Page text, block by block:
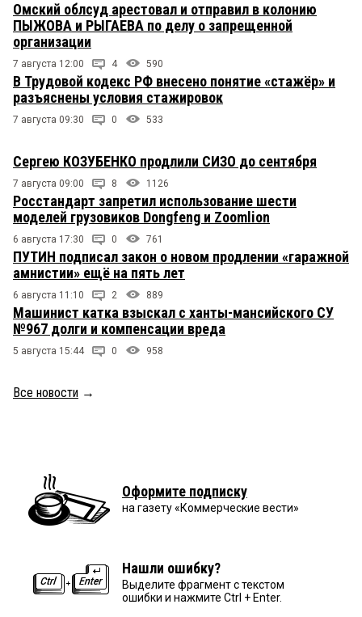
Омский облсуд арестовал и отправил в колонию
ПЫЖОВА и РЫГАЕВА по делу о запрещенной
организации
7 августа 12:00 4 590
В Трудовой кодекс РФ внесено понятие «стажёр» и
разъяснены условия стажировок
7 августа 09:30 0 533
Сергею КОЗУБЕНКО продлили СИЗО до сентября
7 августа 09:00 8 1126
Росстандарт запретил использование шести
моделей грузовиков Dongfeng и Zoomlion
6 августа 17:30 0 761
ПУТИН подписал закон о новом продлении «гаражной
амнистии» ещё на пять лет
6 августа 11:10 2 889
Машинист катка взыскал с ханты-мансийского СУ
№967 долги и компенсации вреда
5 августа 15:44 0 958
Все новости →
Оформите подписку
на газету «Коммерческие вести»
Нашли ошибку?
Выделите фрагмент с текстом
ошибки и нажмите Ctrl + Enter.